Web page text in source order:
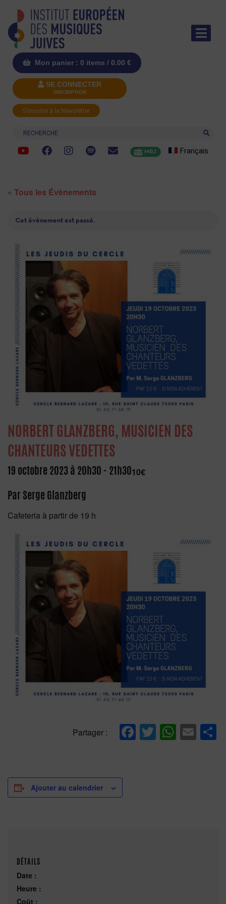
Mon panier : 0 items / 0.00 €
SE CONNECTER
INSCRIPTION
S'inscrire à la Newsletter
Recherche
MRJ Français
« Tous les Évènements
Cet évènement est passé.
NORBERT GLANZBERG, MUSICIEN DES
CHANTEURS VEDETTES
19 octobre 2023 à 20h30 - 21h3010€
Par Serge Glanzberg
Cafeteria à partir de 19 h
Partager : Facebook
Twitter
Ajouter au calendrier
DÉTAILS
Date :
Heure :
Coût :